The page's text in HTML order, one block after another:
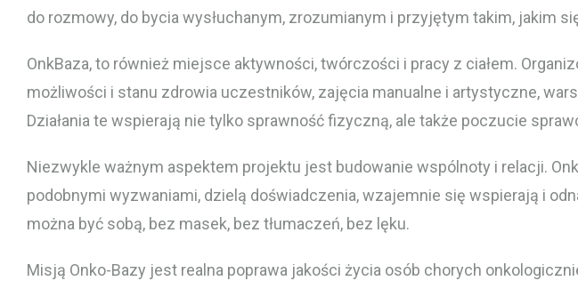
do rozmowy, do bycia wysłuchanym, zrozumianym i przyjętym takim, jakim
OnkBaza, to również miejsce aktywności, twórczości i pracy z ciałem.
możliwości i stanu zdrowia uczestników, zajęcia manualne i artystyczne,
Działania te wspierają nie tylko sprawność fizyczną, ale także poczucie
Niezwykle ważnym aspektem projektu jest budowanie wspólnoty i relacji.
podobnymi wyzwaniami, dzielą doświadczenia, wzajemnie się wspierają i
można być sobą, bez masek, bez tłumaczeń, bez lęku.
Misją Onko-Bazy jest realna poprawa jakości życia osób chorych